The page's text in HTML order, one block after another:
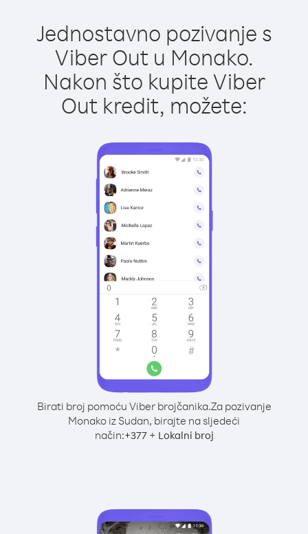
Jednostavno pozivanje s
Viber Out u Monako.
Nakon što kupite Viber
Out kredit, možete:
Birati broj pomoću Viber brojčanika.Za pozivanje
Monako iz Sudan, birajte na sljedeći
način:+377+ Lokalni broj